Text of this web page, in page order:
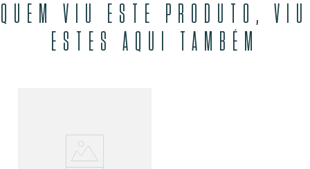
QUEM VIU ESTE PRODUTO, VIU
ESTES AQUI TAMBÉM